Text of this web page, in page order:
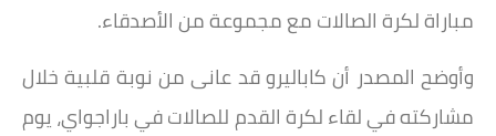
مباراة لكرة الصالات مع مجموعة من الأصدقاء.
وأوضح المصدر أن كاباليرو قد عانى من نوبة قلبية خلال
مشاركته في لقاء لكرة القدم للصالات في باراجواي، يوم